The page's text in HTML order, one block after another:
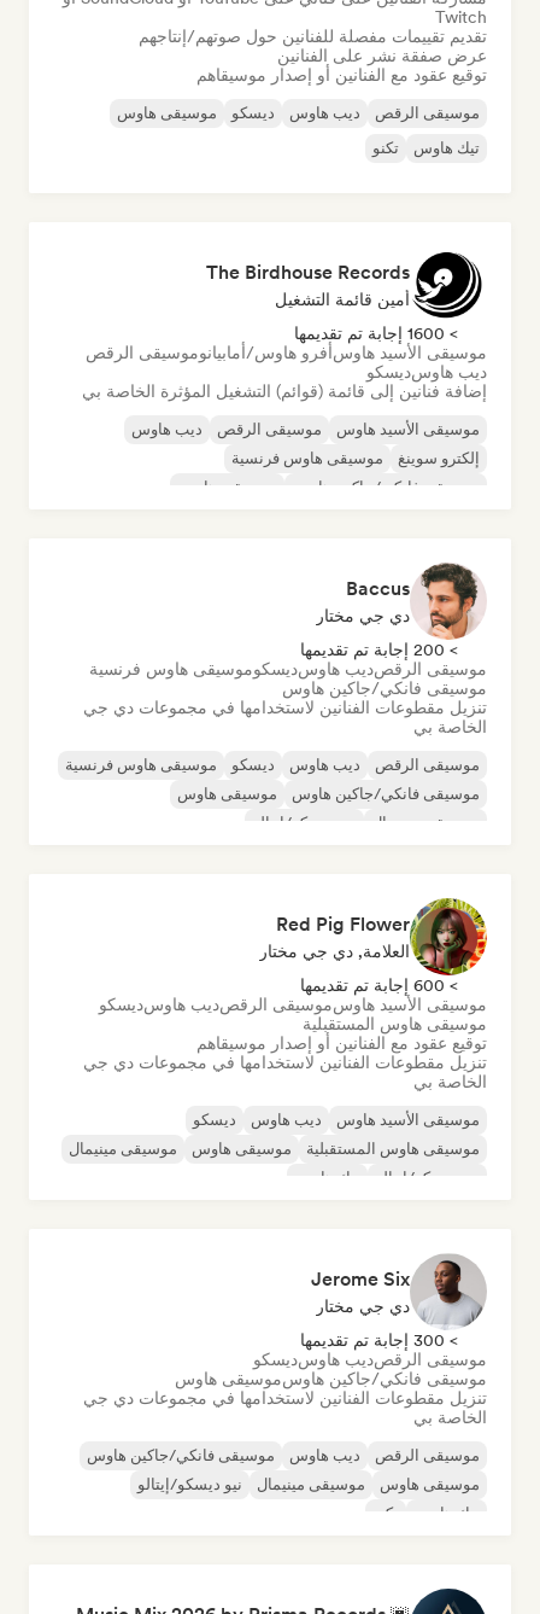
Twitch
تقديم تقييمات مفصلة للفنانين حول صوتهم/إنتاجهم
عرض صفقة نشر على الفنانين
توقيع عقود مع الفنانين أو إصدار موسيقاهم
موسيقى الرقص ديب هاوس ديسكو
موسيقى هاوس
تيك هاوس
تكنو
The Birdhouse Records
أمين قائمة التشغيل
> 1600 إجابة تم تقديمها
موسيقى الأسيد هاوسأفرو هاوس/أمابيانوموسيقى الرقص
ديب هاوسديسكو
إضافة فنانين إلى قائمة (قوائم) التشغيل المؤثرة الخاصة بي
موسيقى الأسيد هاوس موسيقى الرقص
ديب هاوس
إلكترو سوينغ
موسيقى هاوس فرنسية
موسيقى فانكي/جاكين هاوس
موسيقى هاوس
Baccus
دي جي مختار
> 200 إجابة تم تقديمها
موسيقى الرقصديب هاوسديسكوموسيقى هاوس فرنسية
موسيقى فانكي/جاكين هاوس
تنزيل مقطوعات الفنانين لاستخدامها في مجموعات دي جي
الخاصة بي
موسيقى الرقص ديب هاوس ديسكو
موسيقى هاوس فرنسية
موسيقى فانكي/جاكين هاوس
موسيقى هاوس
موسيقى مينيمال
نيو ديسكو/إيتالو
Red Pig Flower
العلامة, دي جي مختار
> 600 إجابة تم تقديمها
موسيقى الأسيد هاوسموسيقى الرقصديب هاوسديسكو
موسيقى هاوس المستقبلية
توقيع عقود مع الفنانين أو إصدار موسيقاهم
تنزيل مقطوعات الفنانين لاستخدامها في مجموعات دي جي
الخاصة بي
موسيقى الأسيد هاوس ديب هاوس
ديسكو
موسيقى هاوس المستقبلية
موسيقى هاوس
موسيقى مينيمال
نيو ديسكو/إيتالو
تيك هاوس
Jerome Six
دي جي مختار
> 300 إجابة تم تقديمها
موسيقى الرقصديب هاوسديسكو
موسيقى فانكي/جاكين هاوسموسيقى هاوس
تنزيل مقطوعات الفنانين لاستخدامها في مجموعات دي جي
الخاصة بي
موسيقى الرقص ديب هاوس
موسيقى فانكي/جاكين هاوس
موسيقى هاوس
موسيقى مينيمال
نيو ديسكو/إيتالو
تيك هاوس
تكنو